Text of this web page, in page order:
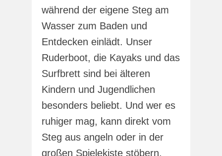
während der eigene Steg am
Wasser zum Baden und
Entdecken einlädt. Unser
Ruderboot, die Kayaks und das
Surfbrett sind bei älteren
Kindern und Jugendlichen
besonders beliebt. Und wer es
ruhiger mag, kann direkt vom
Steg aus angeln oder in der
großen Spielekiste stöbern.